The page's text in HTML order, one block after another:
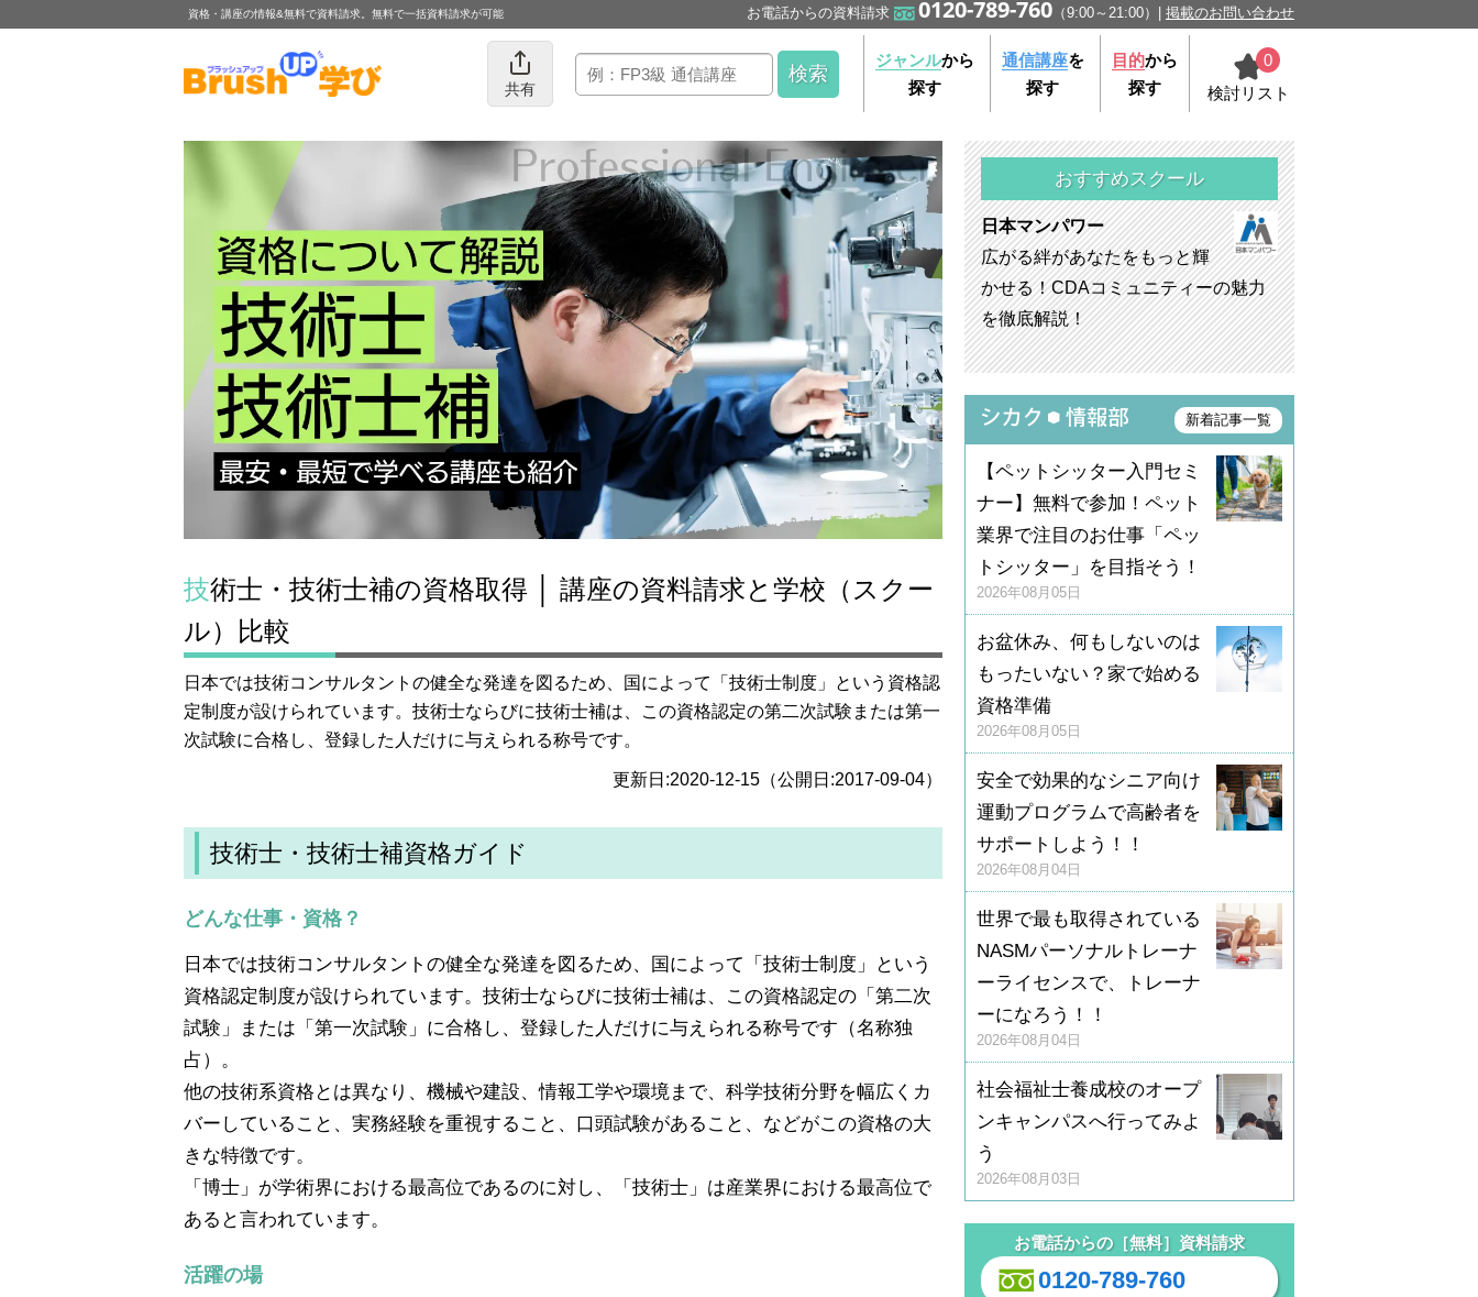
資格・講座の情報&無料で資料請求。無料で一括資料請求が可能 お電話からの資料請求 0120-789-760 （9:00～21:00） 掲載のお問い合わせ
共有
ジャンルから
探す
通信講座を
探す
目的から
探す
0
検討リスト
技術士・技術士補の資格取得 │ 講座の資料請求と学校（スクー
ル）比較
日本では技術コンサルタントの健全な発達を図るため、国によって「技術士制度」という資格認
定制度が設けられています。技術士ならびに技術士補は、この資格認定の第二次試験または第一
次試験に合格し、登録した人だけに与えられる称号です。
更新日:2020-12-15（公開日:2017-09-04）
技術士・技術士補資格ガイド
どんな仕事・資格？
日本では技術コンサルタントの健全な発達を図るため、国によって「技術士制度」という
資格認定制度が設けられています。技術士ならびに技術士補は、この資格認定の「第二次
試験」または「第一次試験」に合格し、登録した人だけに与えられる称号です（名称独
占）。
他の技術系資格とは異なり、機械や建設、情報工学や環境まで、科学技術分野を幅広くカ
バーしていること、実務経験を重視すること、口頭試験があること、などがこの資格の大
きな特徴です。
「博士」が学術界における最高位であるのに対し、「技術士」は産業界における最高位で
あると言われています。
活躍の場
おすすめスクール
日本マンパワー
広がる絆があなたをもっと輝
かせる！CDAコミュニティーの魅力
を徹底解説！
新着記事一覧
【ペットシッター入門セミ
ナー】無料で参加！ペット
業界で注目のお仕事「ペッ
トシッター」を目指そう！
2026年08月05日
お盆休み、何もしないのは
もったいない？家で始める
資格準備
2026年08月05日
安全で効果的なシニア向け
運動プログラムで高齢者を
サポートしよう！！
2026年08月04日
世界で最も取得されている
NASMパーソナルトレーナ
ーライセンスで、トレーナ
ーになろう！！
2026年08月04日
社会福祉士養成校のオープ
ンキャンパスへ行ってみよ
う
2026年08月03日
お電話からの［無料］資料請求
0120-789-760